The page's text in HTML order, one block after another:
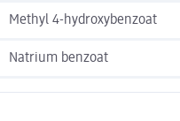
Methyl 4-hydroxybenzoat
Natrium benzoat